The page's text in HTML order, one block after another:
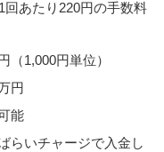
1回あたり220円の手数料
（1,000円単位）
円
能
らいチャージで入金し